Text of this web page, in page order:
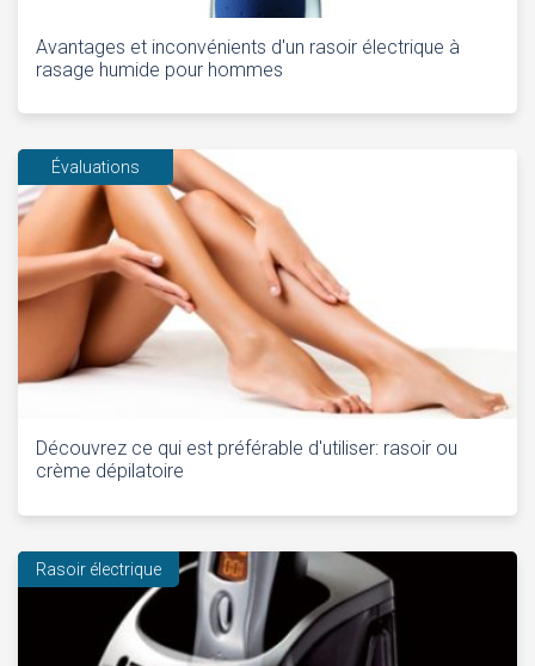
Avantages et inconvénients d'un rasoir électrique à
rasage humide pour hommes
Évaluations
Découvrez ce qui est préférable d'utiliser: rasoir ou
crème dépilatoire
Rasoir électrique